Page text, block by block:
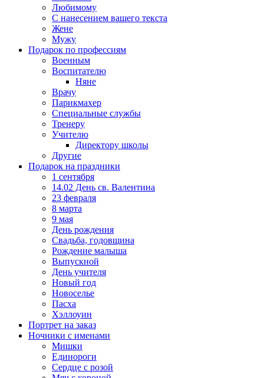
Любимому
С нанесением вашего текста
Жене
Мужу
Подарок по профессиям
Военным
Воспитателю
Няне
Врачу
Парикмахер
Специальные службы
Тренеру
Учителю
Директору школы
Другие
Подарок на праздники
1 сентября
14.02 День св. Валентина
23 февраля
8 марта
9 мая
День рождения
Свадьба, годовщина
Рождение малыша
Выпускной
День учителя
Новый год
Новоселье
Пасха
Хэллоуин
Портрет на заказ
Ночники с именами
Мишки
Единороги
Сердце с розой